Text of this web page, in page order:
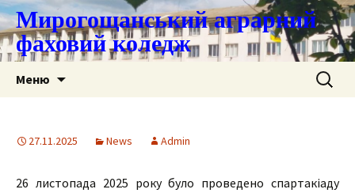
Мирогощанський аграрний
фаховий коледж
Меню Пошук:
27.11.2025 News Admin
26 листопада 2025 року було проведено спартакіаду